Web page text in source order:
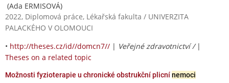
(Ada ERMISOVÁ)
2022, Diplomová práce, Lékařská fakulta / UNIVERZITA
PALACKÉHO V OLOMOUCI
• http://theses.cz/id//domcn7// | Veřejné zdravotnictví / |
Theses on a related topic
Možnosti fyzioterapie u chronické obstrukční plicnínemoci